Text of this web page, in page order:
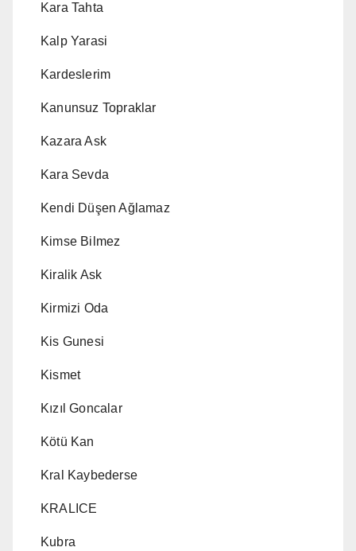
Kara Tahta
Kalp Yarasi
Kardeslerim
Kanunsuz Topraklar
Kazara Ask
Kara Sevda
Kendi Düşen Ağlamaz
Kimse Bilmez
Kiralik Ask
Kirmizi Oda
Kis Gunesi
Kismet
Kızıl Goncalar
Kötü Kan
Kral Kaybederse
KRALICE
Kubra